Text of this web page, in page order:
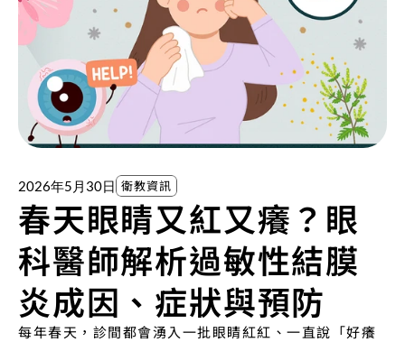
2026年5月30日 衛教資訊
春天眼睛又紅又癢？眼
科醫師解析過敏性結膜
炎成因、症狀與預防
每年春天，診間都會湧入一批眼睛紅紅、一直說「好癢